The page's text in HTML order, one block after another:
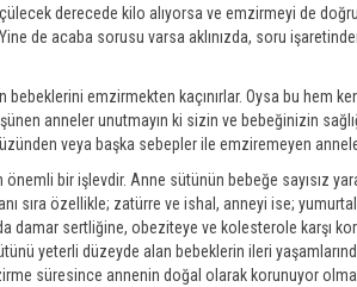
derecede kilo alıyorsa ve emzirmeyi de
de acaba sorusu varsa aklınızda, soru
bebeklerini emzirmekten kaçınırlar. Oysa bu hem
anneler unutmayın ki sizin ve bebeğinizin
veya başka sebepler ile emziremeyen
bir işlevdir. Anne sütünün bebeğe sayısız
sıra özellikle; zatürre ve ishal, anneyi ise;
damar sertliğine, obeziteye ve kolesterole karşı
yeterli düzeyde alan bebeklerin ileri
süresince annenin doğal olarak korunuyor